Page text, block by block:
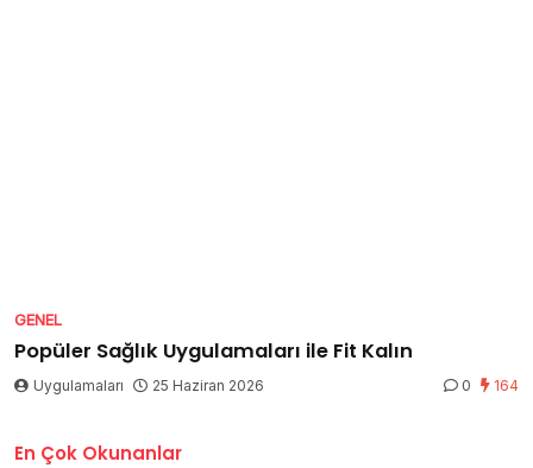
GENEL
Popüler Sağlık Uygulamaları ile Fit Kalın
Uygulamaları 25 Haziran 2026 0 164
En Çok Okunanlar